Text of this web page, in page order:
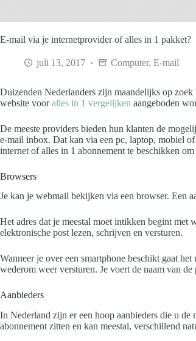
E-mail via je internetprovider of alles in 1 pakket?
juli 13, 2017 Computer, E-mail
Duizenden Nederlanders zijn maandelijks op
website vooralles in 1 vergelijken aangeboden
De meeste providers bieden hun klanten de
e-mail inbox. Dat kan via een pc, laptop, mobiel
internet of alles in 1 abonnement te beschikken
Browsers
Je kan je webmail bekijken via een browser. Een
Het adres dat je meestal moet intikken begint
elektronische post lezen, schrijven en versturen.
Wanneer je over een smartphone beschikt gaat
wederom weer versturen. Je voert de naam van
Aanbieders
In Nederland zijn er een hoop aanbieders die u
abonnement zitten en kan meestal, verschillend